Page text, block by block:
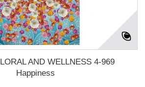
AND WELLNESS 4-969
Happiness